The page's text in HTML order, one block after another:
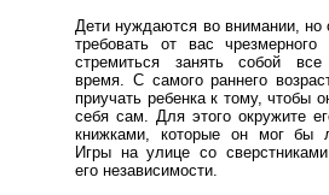
Дети нуждаются во внимании,
требовать от вас
стремиться занять собой все
время. С самого раннего
приучать ребенка к тому, чтобы
себя сам. Для этого окружите
книжками, которые он мог бы
Игры на улице со
его независимости.